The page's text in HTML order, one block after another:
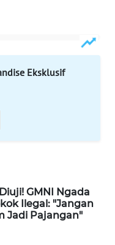
Eksklusif
GMNI Ngada
Ilegal: "Jangan
Jadi Pajangan"